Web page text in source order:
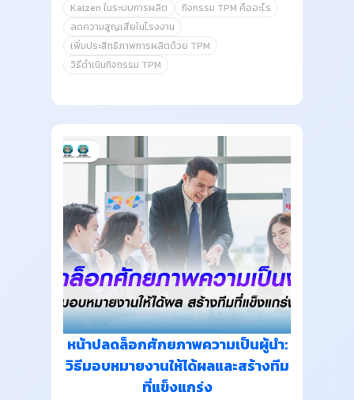
Kaizen ในระบบการผลิต
กิจกรรม TPM คืออะไร
ลดความสูญเสียในโรงงาน
เพิ่มประสิทธิภาพการผลิตด้วย TPM
วิธีดำเนินกิจกรรม TPM
หน้าปลดล็อกศักยภาพความเป็นผู้นำ:
วิธีมอบหมายงานให้ได้ผลและสร้างทีม
ที่แข็งแกร่ง